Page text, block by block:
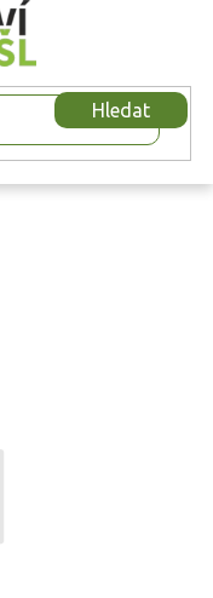
Hledat